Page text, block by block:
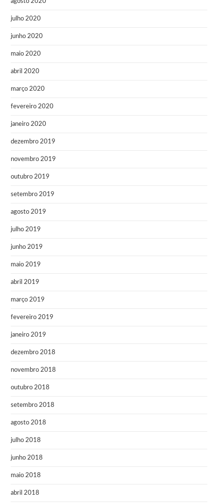
julho 2020
junho 2020
maio 2020
abril 2020
março 2020
fevereiro 2020
janeiro 2020
dezembro 2019
novembro 2019
outubro 2019
setembro 2019
agosto 2019
julho 2019
junho 2019
maio 2019
abril 2019
março 2019
fevereiro 2019
janeiro 2019
dezembro 2018
novembro 2018
outubro 2018
setembro 2018
agosto 2018
julho 2018
junho 2018
maio 2018
abril 2018